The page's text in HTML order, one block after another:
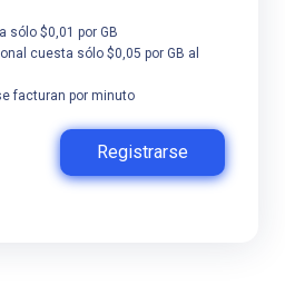
sólo $0,01 por GB
cuesta sólo $0,05 por GB al
facturan por minuto
Registrarse